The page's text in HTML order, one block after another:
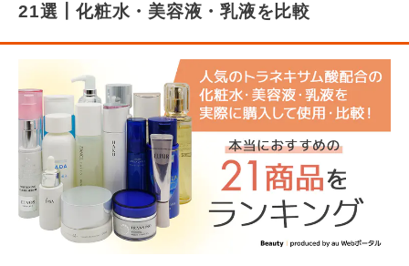
21選┃化粧水・美容液・乳液を比較